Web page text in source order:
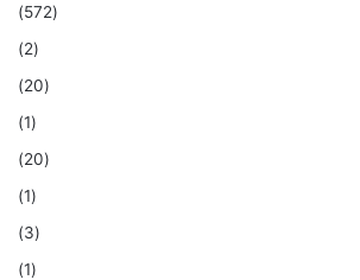
(572)
(2)
(20)
(1)
(20)
(1)
(3)
(1)